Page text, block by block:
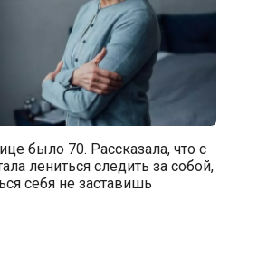
было 70. Рассказала, что с
лениться следить за собой,
себя не заставишь